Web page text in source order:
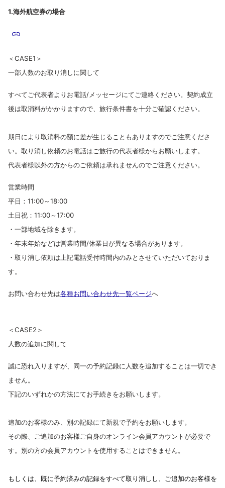
1.海外航空券の場合
＜CASE1＞
一部人数のお取り消しに関して
すべてご代表者よりお電話/メッセージにてご連絡ください。契約成立
後は取消料がかかりますので、旅行条件書を十分ご確認ください。
期日により取消料の額に差が生じることもありますのでご注意くださ
い。取り消し依頼のお電話はご旅行の代表者様からお願いします。
代表者様以外の方からのご依頼は承れませんのでご注意ください。
営業時間
平日：11:00～18:00
土日祝：11:00～17:00
・一部地域を除きます。
・年末年始などは営業時間/休業日が異なる場合があります。
・取り消し依頼は上記電話受付時間内のみとさせていただいておりま
す。
お問い合わせ先は各種お問い合わせ先一覧ページへ
＜CASE2＞
人数の追加に関して
誠に恐れ入りますが、同一の予約記録に人数を追加することは一切でき
ません。
下記のいずれかの方法にてお手続きをお願いします。
追加のお客様のみ、別の記録にて新規で予約をお願いします。
その際、ご追加のお客様ご自身のオンライン会員アカウントが必要で
す。別の方の会員アカウントを使用することはできません。
もしくは、既に予約済みの記録をすべて取り消しし、ご追加のお客様を